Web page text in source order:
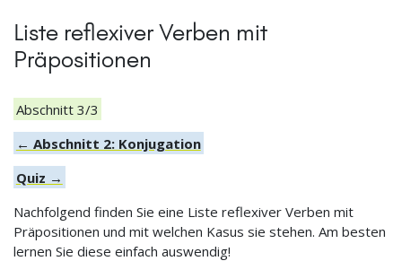
Liste reflexiver Verben mit
Präpositionen
Abschnitt 3/3
← Abschnitt 2: Konjugation
Quiz →
Nachfolgend finden Sie eine Liste reflexiver Verben mit
Präpositionen und mit welchen Kasus sie stehen. Am besten
lernen Sie diese einfach auswendig!